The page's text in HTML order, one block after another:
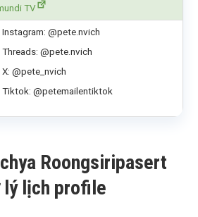
TV
Instagram: @pete.nvich
Threads: @pete.nvich
X: @pete_nvich
Tiktok: @petemailentiktok
Roongsiripasert
lý lịch profile